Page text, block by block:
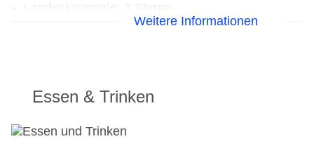
Weitere Informationen
Essen & Trinken